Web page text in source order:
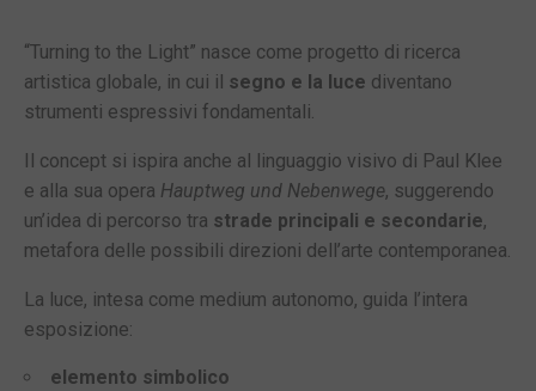
“Turning to the Light” nasce come progetto di ricerca
artistica globale, in cui il segno e la luce diventano
strumenti espressivi fondamentali.
Il concept si ispira anche al linguaggio visivo di Paul Klee
e alla sua opera Hauptweg und Nebenwege, suggerendo
un’idea di percorso tra strade principali e secondarie,
metafora delle possibili direzioni dell’arte contemporanea.
La luce, intesa come medium autonomo, guida l’intera
esposizione:
elemento simbolico